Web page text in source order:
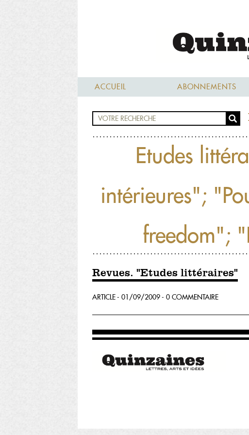
ACCUEIL ABONNEMENTS
Etudes
intérieures";
freedom";
Revues. "Etudes littéraires"
ARTICLE - 01/09/2009 - 0 COMMENTAIRE